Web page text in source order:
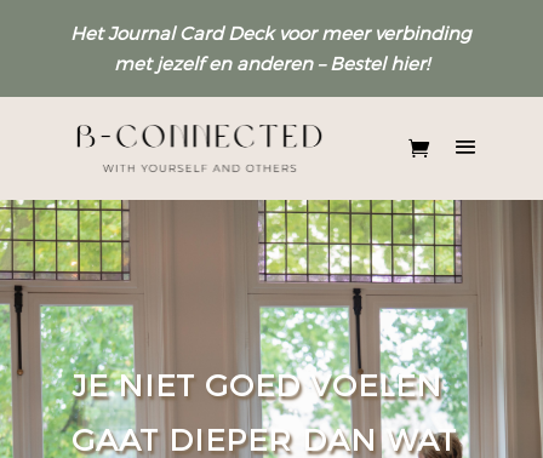
Het Journal Card Deck voor meer verbinding
met jezelf en anderen – Bestel hier!
JE NIET GOED VOELEN
GAAT DIEPER DAN WAT